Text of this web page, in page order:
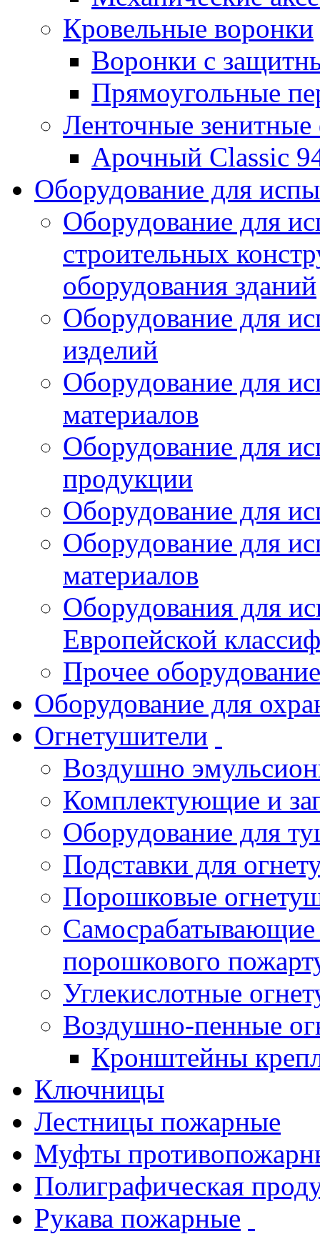
Кровельные воронки
Воронки с
Прямоугольные
Ленточные
Арочный Classic
Оборудование для
Оборудование для
строительных
оборудования зданий
Оборудование для
изделий
Оборудование для
материалов
Оборудование для
продукции
Оборудование для
Оборудование для
материалов
Оборудования для
Европейской
Прочее оборудование
Оборудование для
Огнетушители
Воздушно
Комплектующие и
Оборудование для
Подставки для
Порошковые
порошкового
Углекислотные
Воздушно-пенные
Кронштейны
Ключницы
Лестницы пожарные
Муфты
Полиграфическая
Рукава пожарные